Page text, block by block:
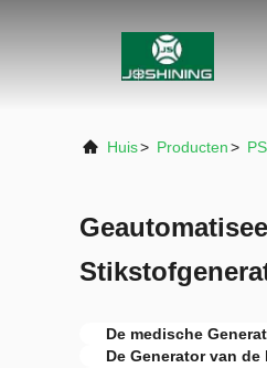
Huis> Producten>
De medische
De Generator van